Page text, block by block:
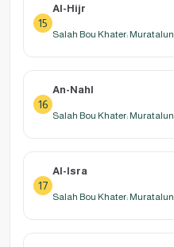
15
Al-Hijr
Salah Bou Khater: Muratalun
16
An-Nahl
Salah Bou Khater: Muratalun
17
Al-Isra
Salah Bou Khater: Muratalun